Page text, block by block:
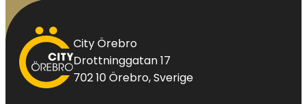
City
Örebro
City Örebro
Drottninggatan 17
702 10 Örebro, Sverige